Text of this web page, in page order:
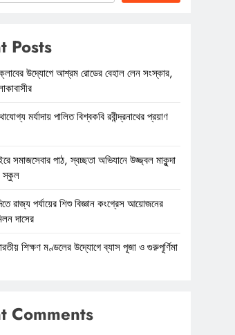
Posts
উদ্যোগে আশ্রম রোডের বেহাল লেন সংস্কার,
মর্যাদায় পালিত বিশ্বকবি রবীন্দ্রনাথের প্রয়াণ
সমাজসেবার পাঠ, স্বচ্ছতা অভিযানে উজ্জ্বল মাকুন্দা
স্কুল
রাজ্য পর্যায়ের শিশু বিজ্ঞান কংগ্রেস আয়োজনের
দাসের
শিক্ষণ মণ্ডলের উদ্যোগে ব্যাস পূজা ও গুরুপূর্ণিমা
Comments